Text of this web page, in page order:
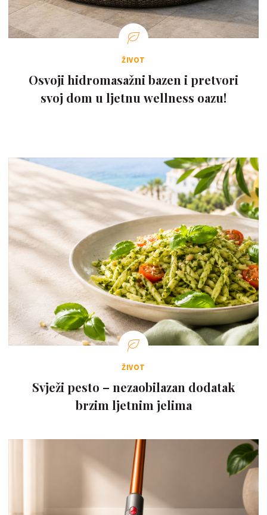
ŽIVOT
Osvoji hidromasažni bazen i pretvori
svoj dom u ljetnu wellness oazu!
ŽIVOT
Svježi pesto – nezaobilazan dodatak
brzim ljetnim jelima